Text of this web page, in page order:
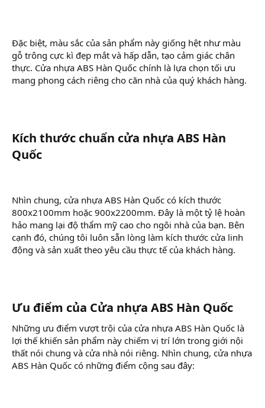
Đặc biệt, màu sắc của sản phẩm này giống hệt như màu
gỗ trông cực kì đẹp mắt và hấp dẫn, tạo cảm giác chân
thực. Cửa nhựa ABS Hàn Quốc chính là lựa chọn tối ưu
mang phong cách riêng cho căn nhà của quý khách hàng.
Kích thước chuẩn cửa nhựa ABS Hàn
Quốc​
Nhìn chung, cửa nhựa ABS Hàn Quốc có kích thước
800x2100mm hoặc 900x2200mm. Đây là một tỷ lệ hoàn
hảo mang lại độ thẩm mỹ cao cho ngôi nhà của bạn. Bên
cạnh đó, chúng tôi luôn sẵn lòng làm kích thước cửa linh
động và sản xuất theo yêu cầu thực tế của khách hàng.
Ưu điểm của Cửa nhựa ABS Hàn Quốc​
Những ưu điểm vượt trội của cửa nhựa ABS Hàn Quốc là
lợi thế khiến sản phẩm này chiếm vị trí lớn trong giới nội
thất nói chung và cửa nhà nói riêng. Nhìn chung, cửa nhựa
ABS Hàn Quốc có những điểm cộng sau đây: